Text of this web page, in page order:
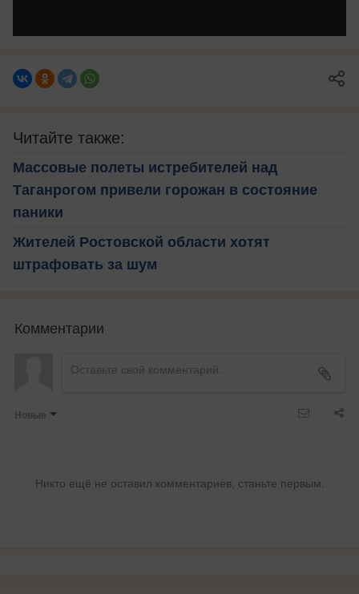
Читайте также:
Массовые полеты истребителей над
Таганрогом привели горожан в состояние
паники
Жителей Ростовской области хотят
штрафовать за шум
Комментарии
Новые
Никто ещё не оставил комментариев, станьте первым.